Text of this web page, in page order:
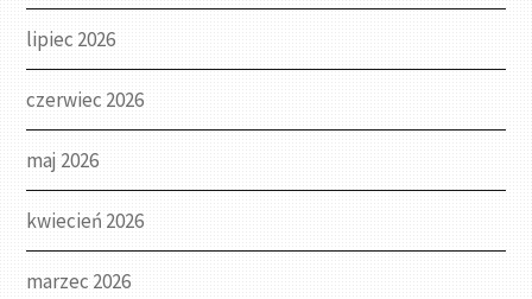
lipiec 2026
czerwiec 2026
maj 2026
kwiecień 2026
marzec 2026